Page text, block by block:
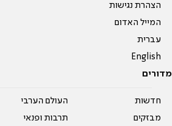
הצהרת נגישות
המייל האדום
עברית
English
מדורים
חדשות
מבזקים
העולם הערבי
תרבות ופנאי